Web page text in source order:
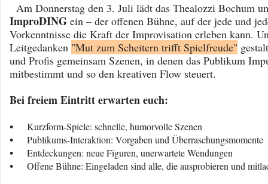
Am Donnerstag den 3. Juli lädt das Thealozzi Bochum
ImproDING ein – der offenen Bühne, auf der jede und
Vorkenntnisse die Kraft der Improvisation erleben kann.
Leitgedanken "Mut zum Scheitern trifft Spielfreude"
und Profis gemeinsam Szenen, in denen das Publikum
mitbestimmt und so den kreativen Flow steuert.
Bei freiem Eintritt erwarten euch:
• Kurzform-Spiele: schnelle, humorvolle Szenen
• Publikums-Interaktion: Vorgaben und Überraschungsmomente
• Entdeckungen: neue Figuren, unerwartete Wendungen
• Offene Bühne: Eingeladen sind alle, die ausprobieren und